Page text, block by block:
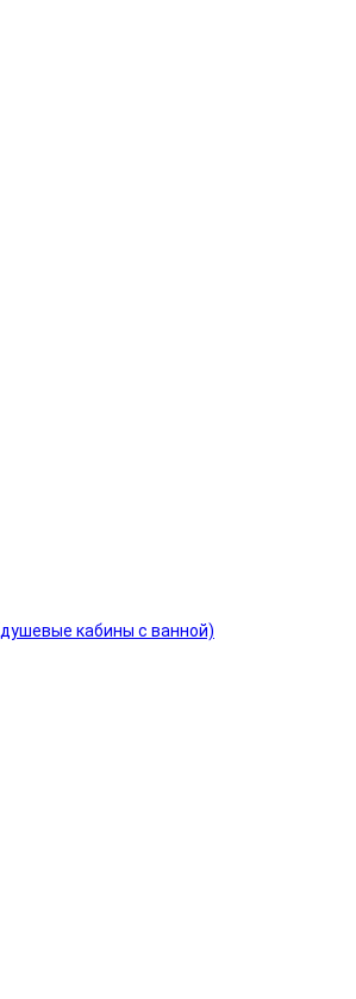
кабины с ванной)